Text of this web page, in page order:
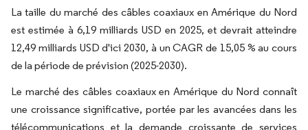
La taille du marché des câbles coaxiaux en Amérique du Nord
est estimée à 6,19 milliards USD en 2025, et devrait atteindre
12,49 milliards USD d'ici 2030, à un CAGR de 15,05 % au cours
de la période de prévision (2025-2030).
Le marché des câbles coaxiaux en Amérique du Nord connaît
une croissance significative, portée par les avancées dans les
télécommunications et la demande croissante de services